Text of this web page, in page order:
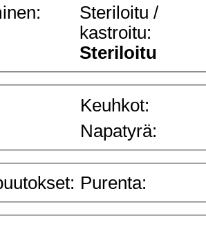
Steriloitu /
kastroitu:
Steriloitu
Keuhkot:
Napatyrä:
Purenta: